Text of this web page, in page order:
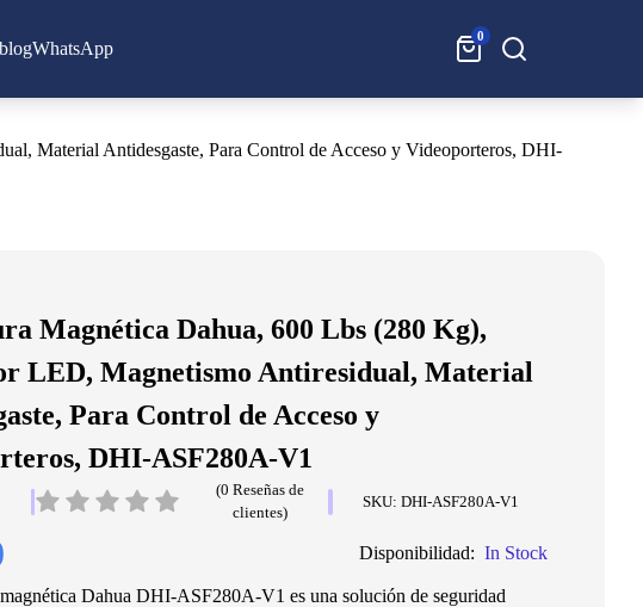
blogWhatsApp
0
Buscar:
Material Antidesgaste, Para Control de Acceso y Videoporteros, DHI-
Magnética Dahua, 600 Lbs (280 Kg),
LED, Magnetismo Antiresidual, Material
Para Control de Acceso y
DHI-ASF280A-V1
(0 Reseñas de
clientes)
SKU: DHI-ASF280A-V1
Disponibilidad: In Stock
Dahua DHI-ASF280A-V1 es una solución de seguridad